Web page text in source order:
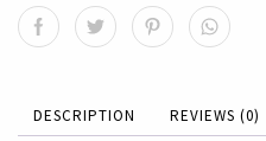
DESCRIPTION REVIEWS (0)